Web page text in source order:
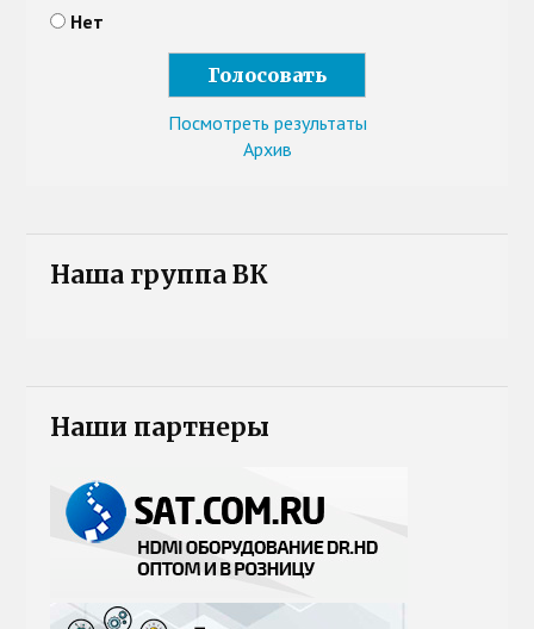
Нет
Посмотреть результаты
Архив
Наша группа ВК
Наши партнеры